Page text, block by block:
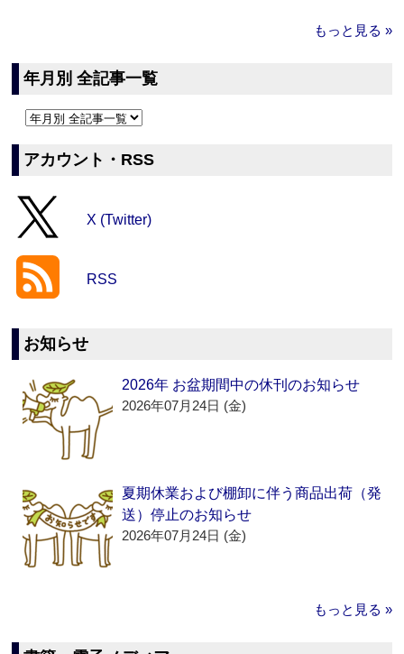
もっと見る »
年月別 全記事一覧
アカウント・RSS
X (Twitter)
RSS
お知らせ
2026年 お盆期間中の休刊のお知らせ
2026年07月24日 (金)
夏期休業および棚卸に伴う商品出荷（発
送）停止のお知らせ
2026年07月24日 (金)
もっと見る »